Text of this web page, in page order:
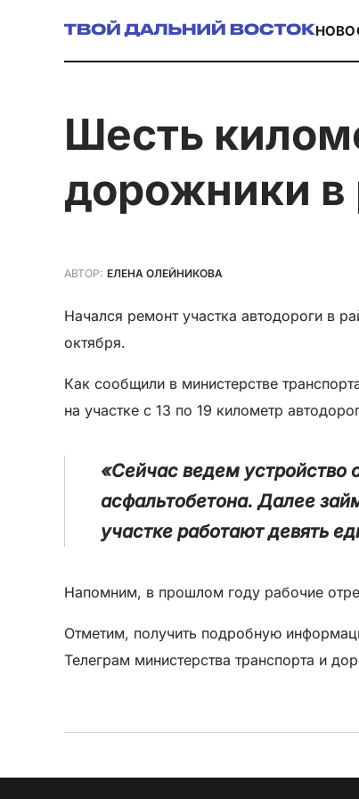
Шесть километров асфальтобетона уложат
дорожники
АВТОР: ЕЛЕНА ОЛЕЙНИКОВА
Начался ремонт участка автодороги в
октября.
Как сообщили в министерстве
на участке с 13 по 19 километр
«Сейчас ведем устройство
асфальтобетона. Далее
участке работают девять
Напомним, в прошлом году рабочие
Отметим, получить подробную
Телеграм министерства транспорта и